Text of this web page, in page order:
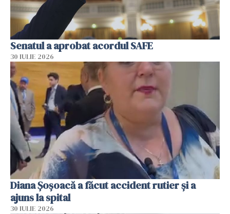
Senatul a aprobat acordul SAFE
30 IULIE 2026
Diana Șoșoacă a făcut accident rutier și a
ajuns la spital
30 IULIE 2026